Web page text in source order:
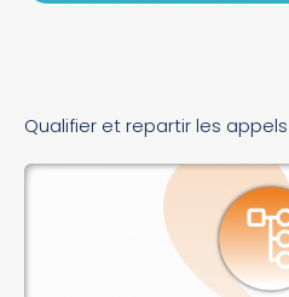
Qualifier et repartir les